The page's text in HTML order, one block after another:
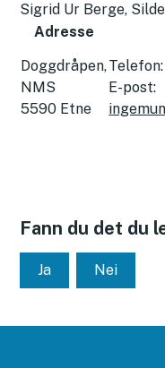
Sigrid Ur Berge,
Adresse
Doggdråpen,
NMS
5590 Etne
E-post:
Fann du det du
Ja Nei